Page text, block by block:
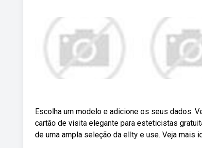
Escolha um modelo e adicione os seus dados.
cartão de visita elegante para esteticistas
de uma ampla seleção da ellty e use. Veja